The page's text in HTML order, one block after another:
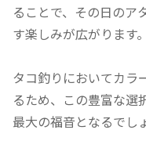
ることで、その日のア
す楽しみが広がります。
タコ釣りにおいてカラ
るため、この豊富な選
最大の福音となるでし